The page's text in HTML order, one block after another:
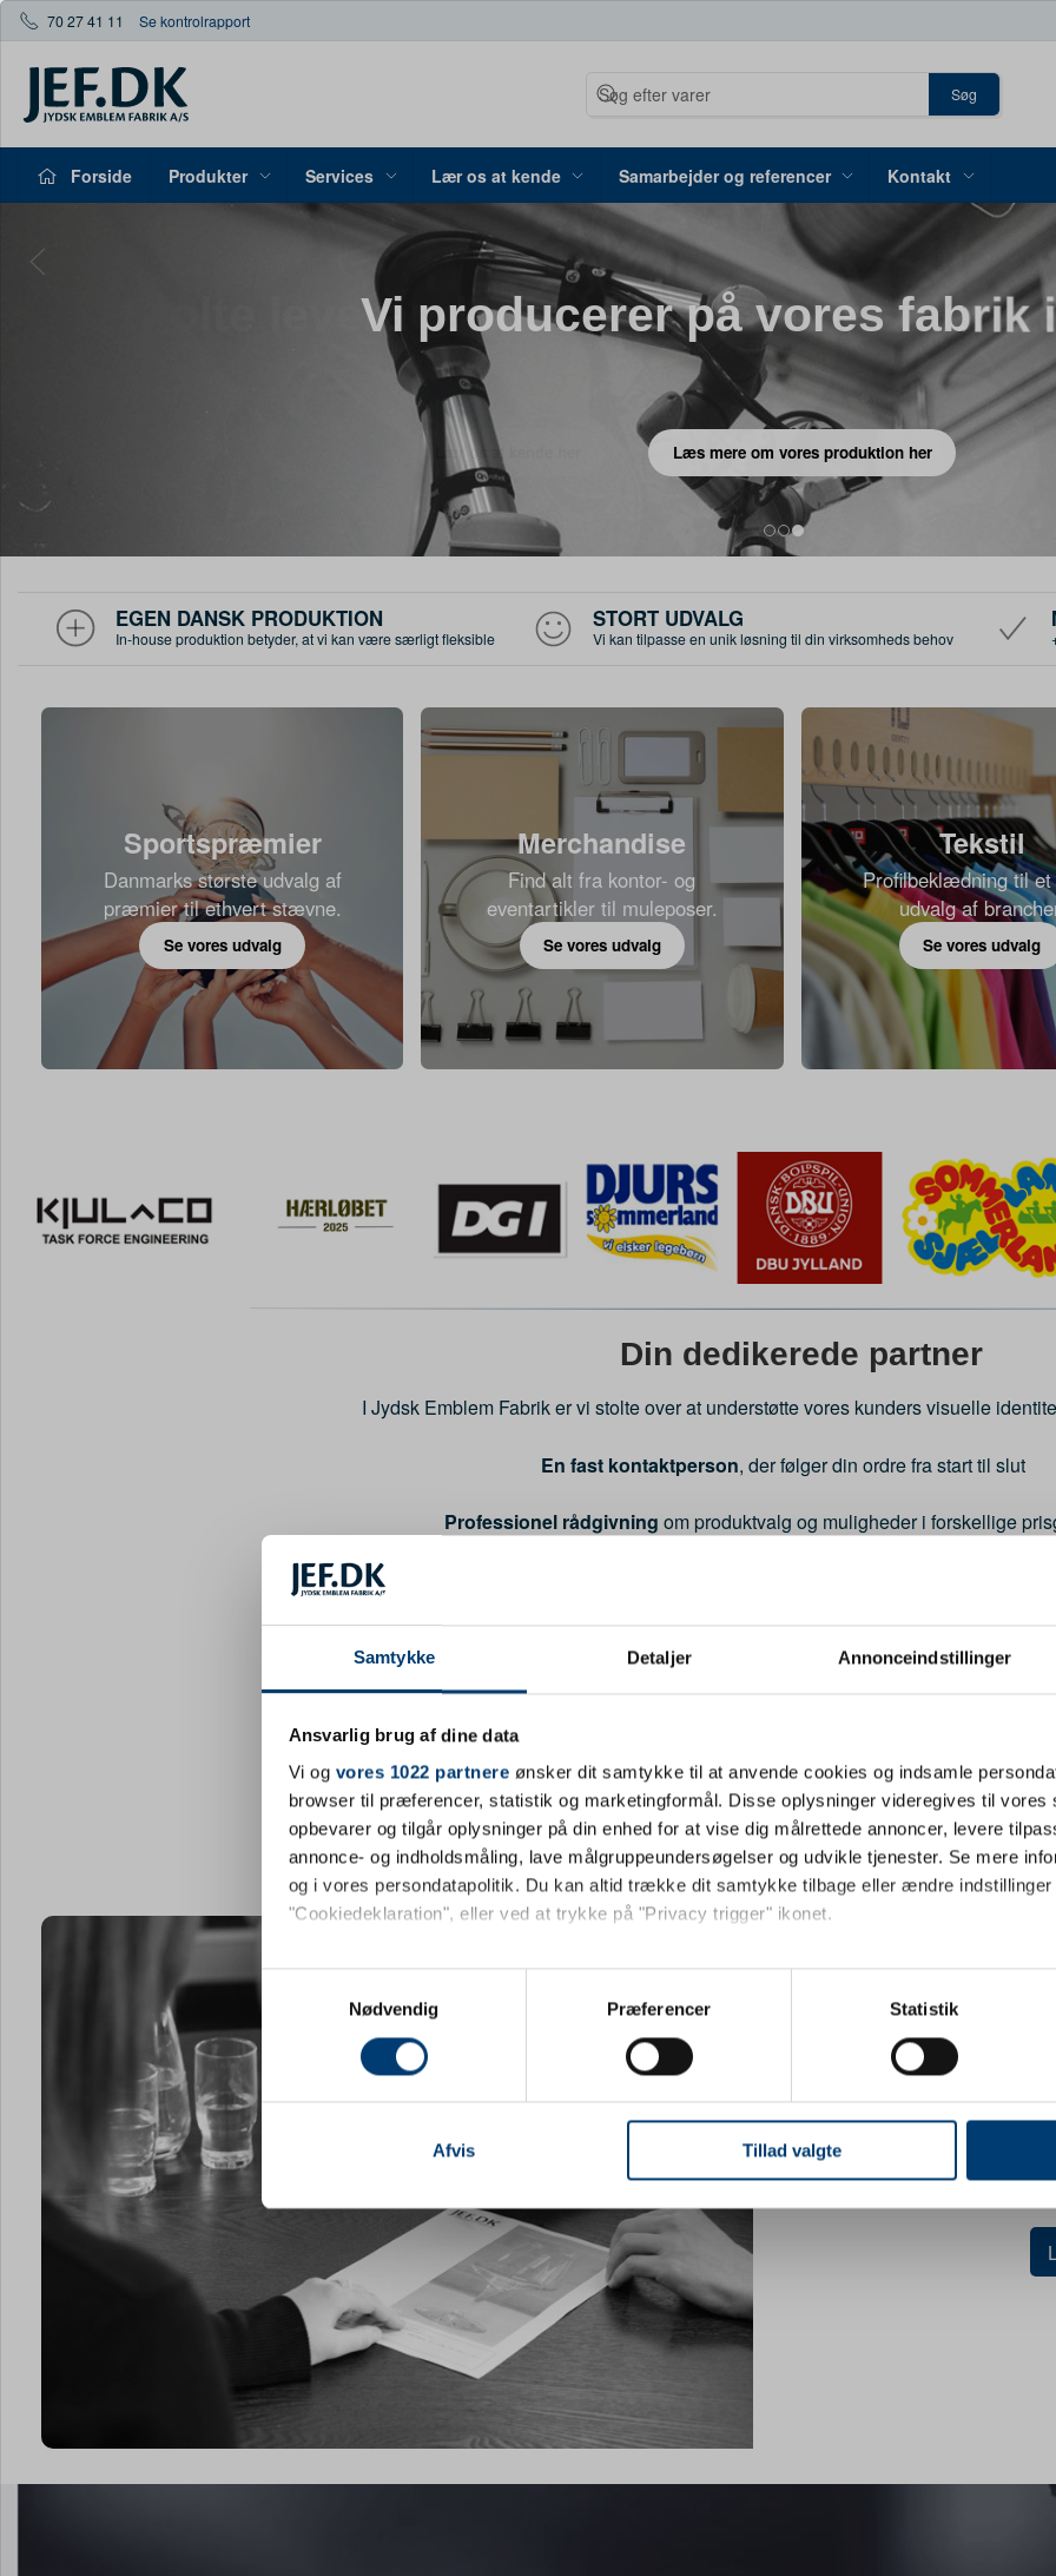
Samtykke Detaljer Annonceindstillinger
Ansvarlig brug af dine data
Vi og vores 1022 partnere ønsker dit samtykke til at anvende cookies og indsamle
browser til præferencer, statistik og marketingformål. Disse oplysninger videregives til vores
opbevarer og tilgår oplysninger på din enhed for at vise dig målrettede annoncer, levere
annonce- og indholdsmåling, lave målgruppeundersøgelser og udvikle tjenester. Se mere
og i vores persondatapolitik. Du kan altid trække dit samtykke tilbage eller ændre indstillinger
"Cookiedeklaration", eller ved at trykke på "Privacy trigger" ikonet.
Hvis du tillader det, vil vi også gerne:
Indsamle præcise oplysninger om din placering, der kan være nøjagtig inden for få
Dine valg anvendes på hele websitet.
Vi bruger cookies til at tilpasse vores indhold og annoncer, til at vise dig funktioner til sociale
vores trafik. Vi deler også oplysninger om din brug af vores hjemmeside med vores partnere
annonceringspartnere og analysepartnere. Vores partnere kan kombinere disse data med
dem, eller som de har indsamlet fra din brug af deres tjenester.
Nødvendig
Præferencer Statistik
Afvis Tillad valgte
70 27 41 11 Se kontrolrapport
Søg
Forside Produkter Services Lær os at kende Samarbejder og referencer Kontakt
Privat
Vi producerer på vores fabrik
Læs mere om vores produktion her
EGEN DANSK PRODUKTION
In-house produktion betyder, at vi kan være særligt fleksible
STORT UDVALG
Vi kan tilpasse en unik løsning til din virksomheds behov
Sportspræmier
Danmarks største udvalg af
præmier til ethvert stævne.
Se vores udvalg
Merchandise
Find alt fra kontor- og
eventartikler til muleposer.
Se vores udvalg
Tekstil
Profilbeklædning til et
udvalg af
Se vores udvalg
Din dedikerede partner
I Jydsk Emblem Fabrik er vi stolte over at understøtte vores kunders visuelle
En fast kontaktperson, der følger din ordre fra start til slut
Professionel rådgivning om produktvalg og muligheder i forskellige
Fleksible leveringsløsningertilpasset dine behov
Mulighed forlagerløsning og kundelogin
Book et møde
Vores kernekompetencer
house produktion. Vi tilbyder
specialfremstilling
af bl.a.
Vi tilbyder et bredt udvalg af
Som fast samarbejdspartner
kundevendt platform, hvor du